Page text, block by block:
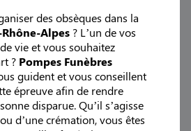
des obsèques dans la
Alpes ? L’un de vos
vie et vous souhaitez
? Pompes Funèbres
guident et vous conseillent
épreuve afin de rendre
disparue. Qu’il s’agisse
d’une crémation, vous êtes